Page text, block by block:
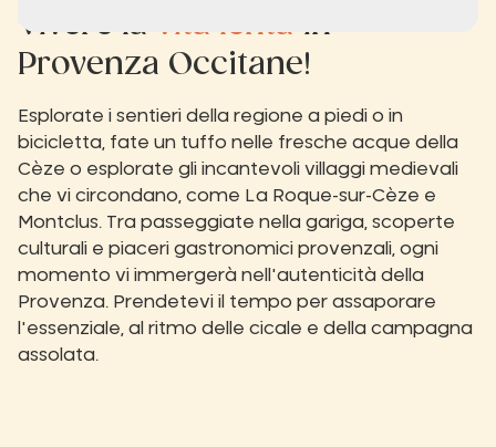
Vivere la vita lenta in
Provenza Occitane!
Esplorate i sentieri della regione a piedi o in
bicicletta, fate un tuffo nelle fresche acque della
Cèze o esplorate gli incantevoli villaggi medievali
che vi circondano, come La Roque-sur-Cèze e
Montclus. Tra passeggiate nella gariga, scoperte
culturali e piaceri gastronomici provenzali, ogni
momento vi immergerà nell'autenticità della
Provenza. Prendetevi il tempo per assaporare
l'essenziale, al ritmo delle cicale e della campagna
assolata.